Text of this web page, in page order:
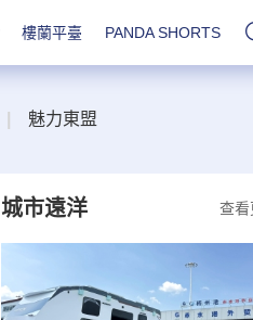
樓蘭平臺 PANDA SHORTS
魅力東盟
查看
城市遠洋